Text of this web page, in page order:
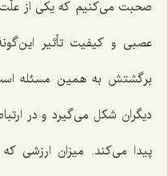
صحبت می‌كنیم كه یكی از
عصبی و كیفیت تأثیر
برگشتش به همین مسئله
دیگران شكل می‌گیرد و در
پیدا می‌كند. میزان ارزشی